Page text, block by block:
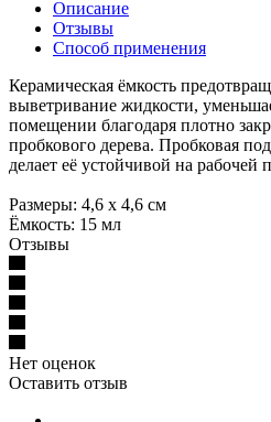
Описание
Отзывы
Способ применения
Керамическая ёмкость
выветривание жидкости,
помещении благодаря плотно
пробкового дерева. Пробковая
делает её устойчивой на рабочей
Размеры: 4,6 х 4,6 см
Ёмкость: 15 мл
Отзывы
Нет оценок
Оставить отзыв